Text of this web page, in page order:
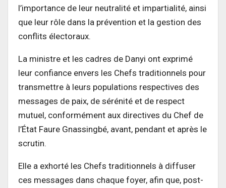
l’importance de leur neutralité et impartialité, ainsi
que leur rôle dans la prévention et la gestion des
conflits électoraux.
La ministre et les cadres de Danyi ont exprimé
leur confiance envers les Chefs traditionnels pour
transmettre à leurs populations respectives des
messages de paix, de sérénité et de respect
mutuel, conformément aux directives du Chef de
l’État Faure Gnassingbé, avant, pendant et après le
scrutin.
Elle a exhorté les Chefs traditionnels à diffuser
ces messages dans chaque foyer, afin que, post-